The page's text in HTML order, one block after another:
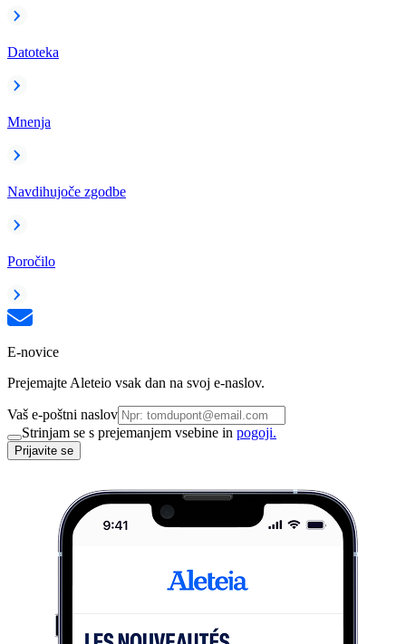
Datoteka
Mnenja
Navdihujoče zgodbe
Poročilo
E-novice
Prejemajte Aleteio vsak dan na svoj e-naslov.
Vaš e-poštni naslov
Strinjam se s prejemanjem vsebine in pogoji.
Prijavite se